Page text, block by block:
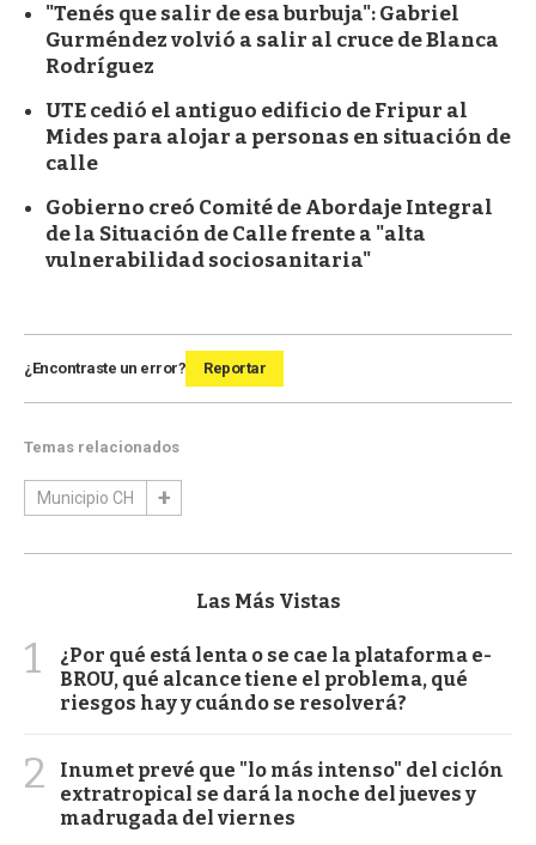
"Tenés que salir de esa burbuja": Gabriel
Gurméndez volvió a salir al cruce de Blanca
Rodríguez
UTE cedió el antiguo edificio de Fripur al
Mides para alojar a personas en situación de
calle
Gobierno creó Comité de Abordaje Integral
de la Situación de Calle frente a "alta
vulnerabilidad sociosanitaria"
¿Encontraste un error? Reportar
Temas relacionados
Municipio CH
Las Más Vistas
1
¿Por qué está lenta o se cae la plataforma e-
BROU, qué alcance tiene el problema, qué
riesgos hay y cuándo se resolverá?
2
Inumet prevé que "lo más intenso" del ciclón
extratropical se dará la noche del jueves y
madrugada del viernes